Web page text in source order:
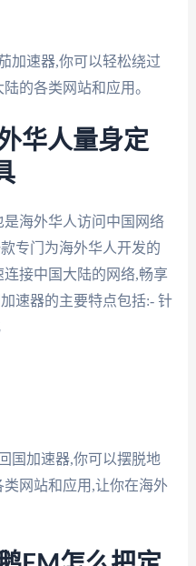
加速器,你可以轻松绕过
的各类网站和应用。
华人量身定
海外华人访问中国网络
专门为海外华人开发的
接中国大陆的网络,畅享
速器的主要特点包括:- 针
国加速器,你可以摆脱地
网站和应用,让你在海外